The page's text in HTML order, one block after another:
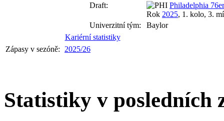
Draft:
Philadelphia
Rok 2025, 1. kolo, 3.
Univerzitní tým:
Baylor
Kariérní statistiky
Zápasy v sezóně:
2025/26
Statistiky v posledních